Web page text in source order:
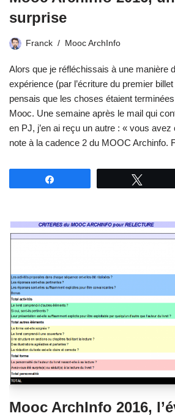
surprise
Franck Mooc ArchInfo
Alors que je réfléchissais à une manière
expérience (par l’écriture du premier
pensais que les choses étaient
Mooc. Une semaine après le mail qui
en PJ, j’en ai reçu un autre : « vous avez
note à la cadence 2 du MOOC Archinfo.
Mooc ArchInfo 2016,